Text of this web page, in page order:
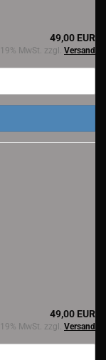
49,00 EUR
MwSt. zzgl. Versand
49,00 EUR
MwSt. zzgl. Versand